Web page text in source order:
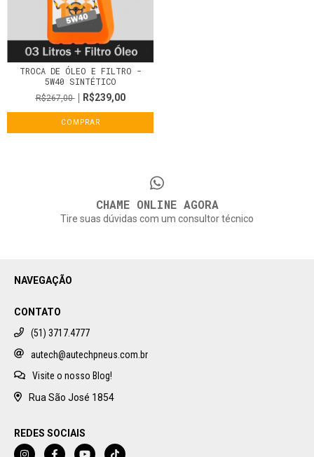
TROCA DE ÓLEO E FILTRO -
5W40 SINTÉTICO
R$267,00 R$239,00
COMPRAR
CHAME ONLINE AGORA
Tire suas dúvidas com um consultor técnico
NAVEGAÇÃO
CONTATO
(51) 3717.4777
autech@autechpneus.com.br
Visite o nosso Blog!
Rua São José 1854
REDES SOCIAIS